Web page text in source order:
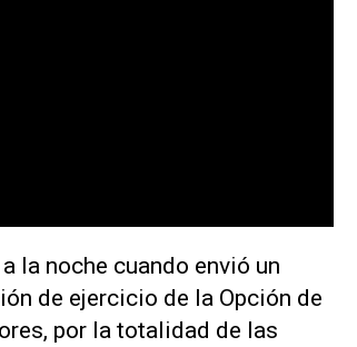
la noche cuando envió un
de ejercicio de la Opción de
por la totalidad de las